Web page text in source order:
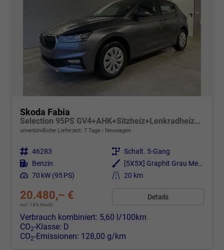
Skoda Fabia
Selection 95PS GV4+AHK+Sitzheiz+Lenkradheiz+Climatronic+Tempomat+PDC
unverbindliche Lieferzeit: 7 Tage Neuwagen
Fahrzeugnr. 46283 Getriebe Schalt. 5-Gang
Kraftstoff Benzin Außenfarbe
[5X5X] Graphit Grau Metallic
Leistung 70 kW (95 PS) Kilometerstand 20 km
20.480,– €
incl. 19% MwSt.
Details
Verbrauch kombiniert: 5,60 l/100km
CO2-Klasse: D
CO2-Emissionen: 128,00 g/km